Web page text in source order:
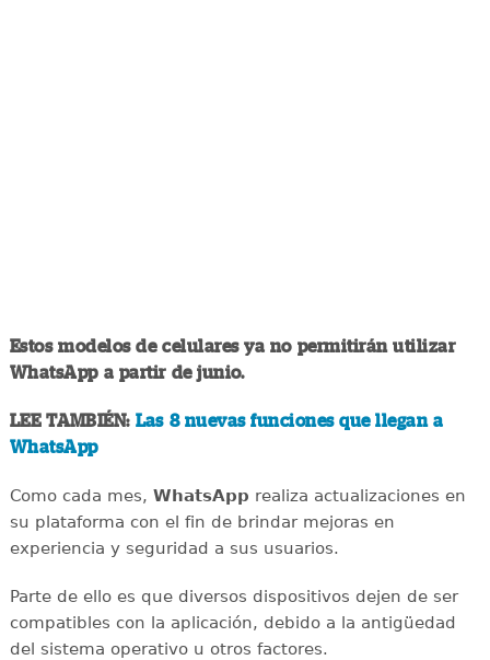
Estos modelos de celulares ya no permitirán utilizar
WhatsApp a partir de junio.
LEE TAMBIÉN: Las 8 nuevas funciones que llegan a
WhatsApp
Como cada mes, WhatsApp realiza actualizaciones en
su plataforma con el fin de brindar mejoras en
experiencia y seguridad a sus usuarios.
Parte de ello es que diversos dispositivos dejen de ser
compatibles con la aplicación, debido a la antigüedad
del sistema operativo u otros factores.